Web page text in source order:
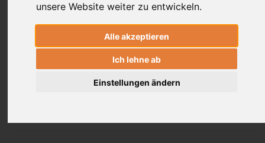
unsere Website weiter zu entwickeln.
Alle akzeptieren
Ich lehne ab
Einstellungen ändern
Passwort vergessen / Registrieren